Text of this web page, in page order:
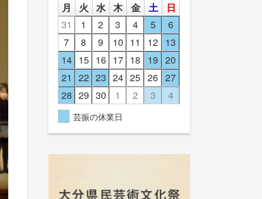
月 火 水 木 金 土
日
31
1 2 3 4 5
6
7
8 9 10 11 12 13
14 15 16 17 18 19 20
21
22 23 24 25 26 27
28 29 30 1 2 3 4
芸振の休業日